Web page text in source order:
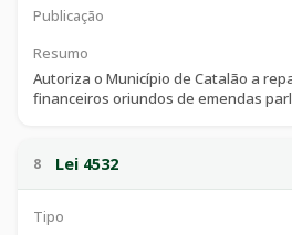
Publicação
Resumo
Autoriza o Município de Catalão a
financeiros oriundos de emendas
e dá outras providências.
8 Lei 4532
Tipo